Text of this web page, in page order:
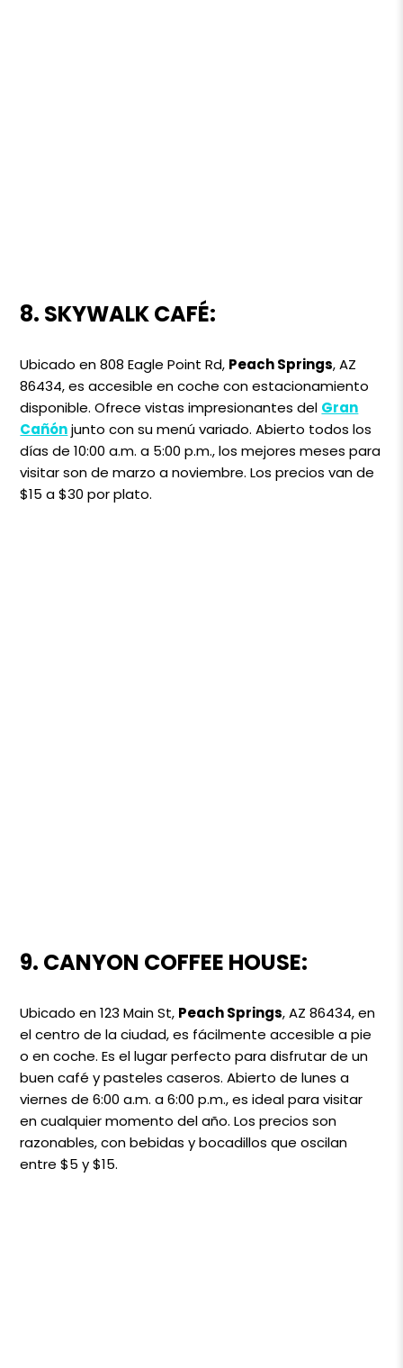
8. SKYWALK CAFÉ:
Ubicado en 808 Eagle Point Rd, Peach Springs, AZ
86434, es accesible en coche con estacionamiento
disponible. Ofrece vistas impresionantes del Gran
Cañónjunto con su menú variado. Abierto todos los
días de 10:00 a.m. a 5:00 p.m., los mejores meses para
visitar son de marzo a noviembre. Los precios van de
$15 a $30 por plato.
9. CANYON COFFEE HOUSE:
Ubicado en 123 Main St, Peach Springs, AZ 86434, en
el centro de la ciudad, es fácilmente accesible a pie
o en coche. Es el lugar perfecto para disfrutar de un
buen café y pasteles caseros. Abierto de lunes a
viernes de 6:00 a.m. a 6:00 p.m., es ideal para visitar
en cualquier momento del año. Los precios son
razonables, con bebidas y bocadillos que oscilan
entre $5 y $15.